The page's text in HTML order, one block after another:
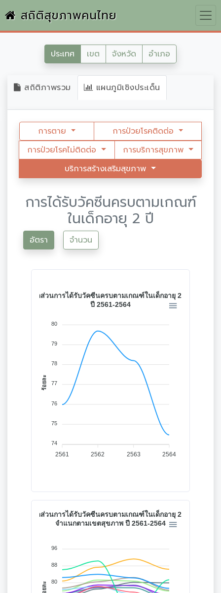
สถิติสุขภาพคนไทย
ประเทศ เขต จังหวัด อำเภอ
สถิติภาพรวม แผนภูมิเชิงประเด็น
การตาย
การป่วยโรคติดต่อ
การป่วยโรคไม่ติดต่อ
การบริการสุขภาพ
บริการสร้างเสริมสุขภาพ
การได้รับวัคซีนครบตามเกณฑ์
ในเด็กอายุ 2 ปี
อัตรา จำนวน